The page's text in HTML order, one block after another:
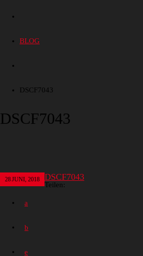
BLOG
DSCF7043
DSCF7043
28JUNI, 2018 DSCF7043
Teilen: